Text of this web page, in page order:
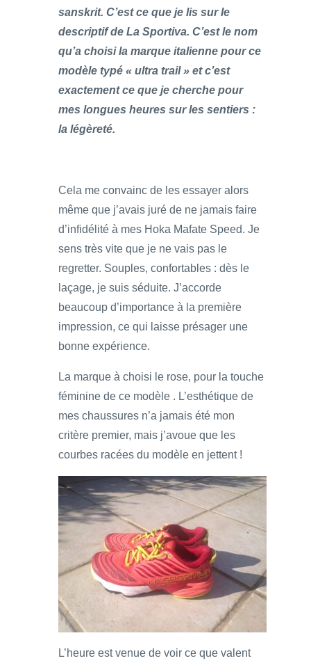
sanskrit. C’est ce que je lis sur le
descriptif de La Sportiva. C’est le nom
qu’a choisi la marque italienne pour ce
modèle typé « ultra trail » et c’est
exactement ce que je cherche pour
mes longues heures sur les sentiers :
la légèreté.
Cela me convainc de les essayer alors
même que j’avais juré de ne jamais faire
d’infidélité à mes Hoka Mafate Speed. Je
sens très vite que je ne vais pas le
regretter. Souples, confortables : dès le
laçage, je suis séduite. J’accorde
beaucoup d’importance à la première
impression, ce qui laisse présager une
bonne expérience.
La marque à choisi le rose, pour la touche
féminine de ce modèle . L’esthétique de
mes chaussures n’a jamais été mon
critère premier, mais j’avoue que les
courbes racées du modèle en jettent !
L’heure est venue de voir ce que valent